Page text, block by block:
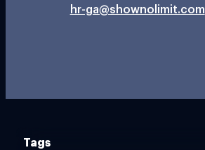
hr-ga@shownolimit.com
Tags